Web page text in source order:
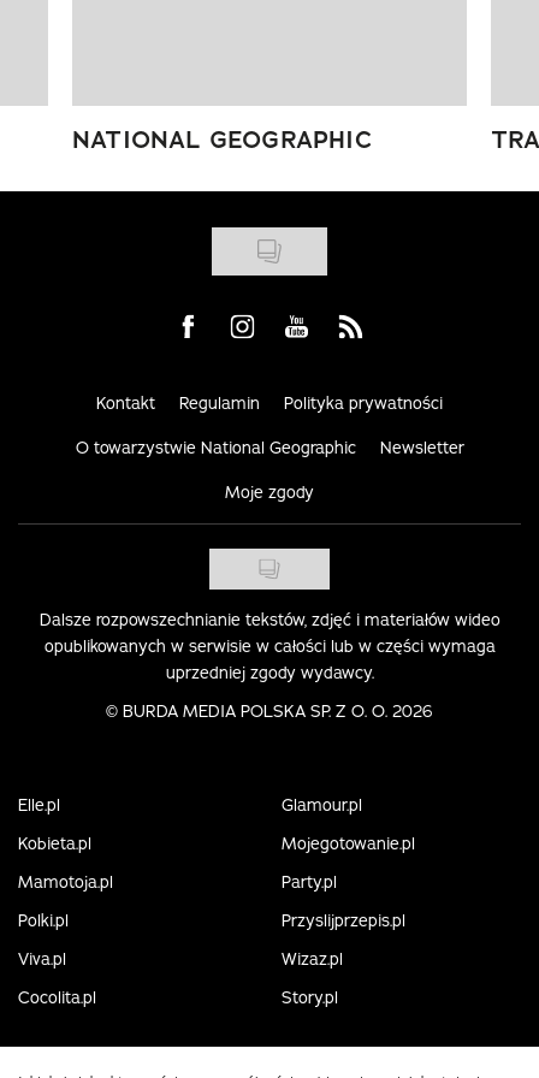
NATIONAL GEOGRAPHIC
Visit us on Facebook
Visit us on Instagram
Visit us on Youtube
Visit us on Rss
Kontakt Regulamin Polityka prywatności
O towarzystwie National Geographic Newsletter
Moje zgody
Dalsze rozpowszechnianie tekstów, zdjęć i materiałów wideo
opublikowanych w serwisie w całości lub w części wymaga
uprzedniej zgody wydawcy.
© BURDA MEDIA POLSKA SP. Z O. O. 2026
Elle.pl
Glamour.pl
Kobieta.pl
Mojegotowanie.pl
Mamotoja.pl
Party.pl
Polki.pl
Przyslijprzepis.pl
Viva.pl
Wizaz.pl
Cocolita.pl
Story.pl